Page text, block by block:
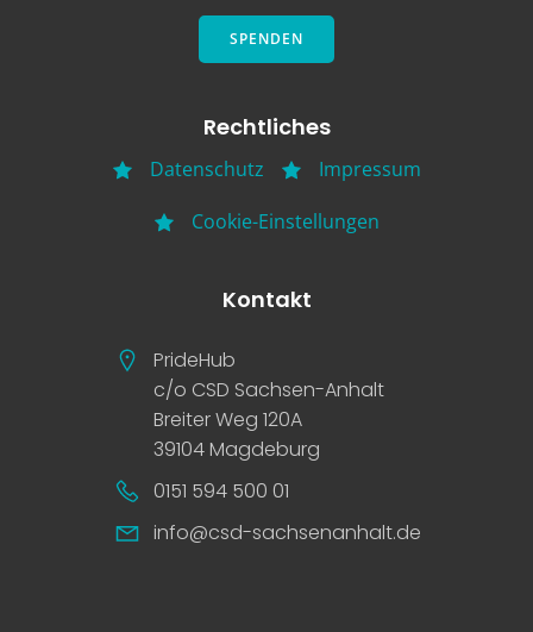
SPENDEN
Kontakt
PrideHub
c/o CSD Sachsen-Anhalt
Breiter Weg 120A
39104 Magdeburg
0151 594 500 01
info@csd-sachsenanhalt.de
Rechtliches
Datenschutz
Impressum
Cookie-Einstellungen